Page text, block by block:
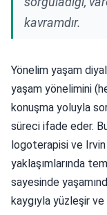
kavramdır.
Yönelim yaşam
yaşam yönelimini
konuşma yoluyla
süreci ifade eder.
logoterapisi ve Irvin
yaklaşımlarında
sayesinde
kaygıyla yüzleşir ve